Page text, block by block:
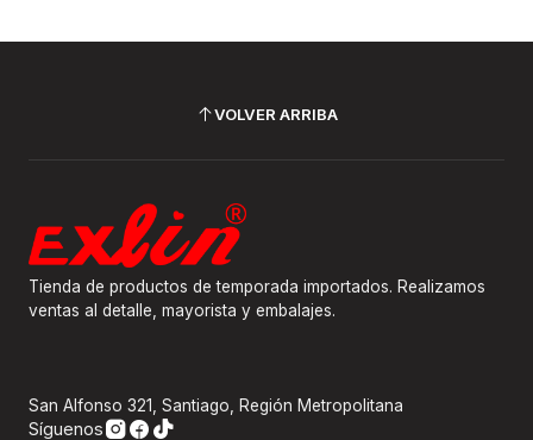
VOLVER ARRIBA
Tienda de productos de temporada importados. Realizamos
ventas al detalle, mayorista y embalajes.
San Alfonso 321, Santiago, Región Metropolitana
Síguenos